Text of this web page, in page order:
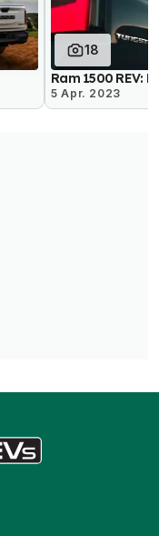
18
Ram 1500 REV:
5 Apr. 2023